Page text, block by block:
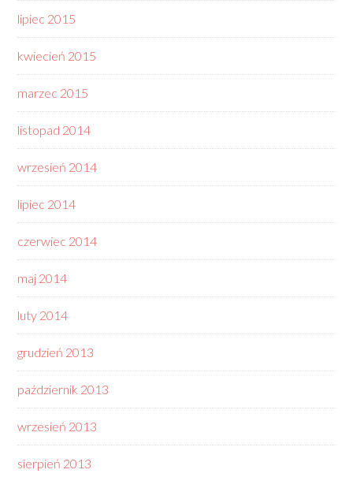
lipiec 2015
kwiecień 2015
marzec 2015
listopad 2014
wrzesień 2014
lipiec 2014
czerwiec 2014
maj 2014
luty 2014
grudzień 2013
październik 2013
wrzesień 2013
sierpień 2013